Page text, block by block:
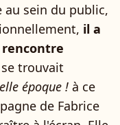
sein du public,
il a
trouvait
époque ! à ce
de Fabrice